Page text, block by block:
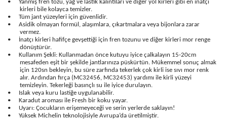
•
Yanmış fren tozu, yağ ve lastik kalıntıları ve diğer yol kirleri gibi en inatçı
kirleri bile kolayca temizler.
•
Tüm jant yüzeyleri için güvenlidir.
•
Asidik olmayan formül, alaşımlara, çıkartmalara veya bijonlara zarar
vermez.
•
İnatçı kirleri hafifçe gevşettiği için fren tozunu ve diğer kirleri mor renge
dönüştürür.
•
Kullanım Şekli: Kullanmadan önce kutuyu iyice çalkalayın 15-20cm
mesafeden eşit bir şekilde jantlarınıza püskürtün. Mükemmel sonuç almak
için 120sn bekleyin, bu süre zarfında tekerlek çok kirli ise sıvı mor renk
alır. Ardından fırça (MC32456, MC32453) yardımı ile kirli yüzeyi
temizleyin. Tekerleği basınçlı su ile iyice durulayın.
•
Islak veya kuru lastiğe uygulanabilir.
•
Karadut aroması ile Fresh bir koku yayar.
•
Uyarı: Çocukların erişemeyeceği ve serin yerlerde saklayın!
•
Yüksek Michelin teknolojisiyle Avrupa’da üretilmiştir.